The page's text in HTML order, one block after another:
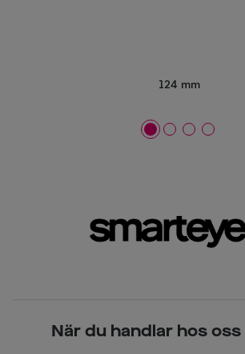
124 mm
När du handlar hos oss